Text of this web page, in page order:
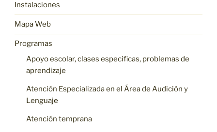
Instalaciones
Mapa Web
Programas
Apoyo escolar, clases especificas, problemas de
aprendizaje
Atención Especializada en el Área de Audición y
Lenguaje
Atención temprana